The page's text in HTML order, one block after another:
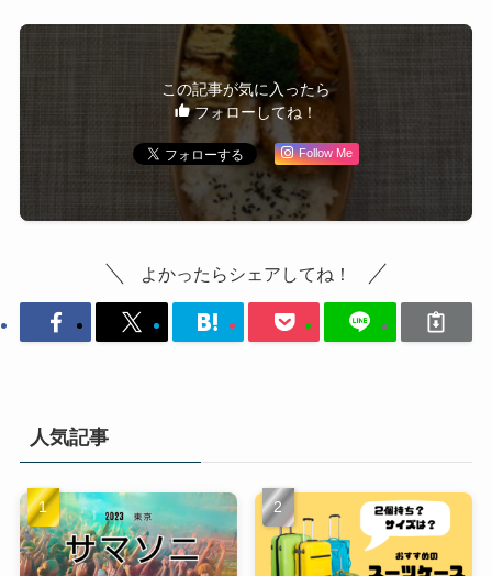
この記事が気に入ったら
フォローしてね！
Follow Me
よかったらシェアしてね！
人気記事